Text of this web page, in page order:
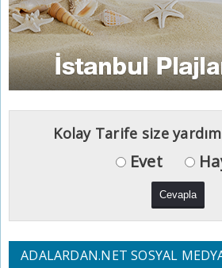
Kolay Tarife size
Evet
ADALARDAN.NET SOSYAL